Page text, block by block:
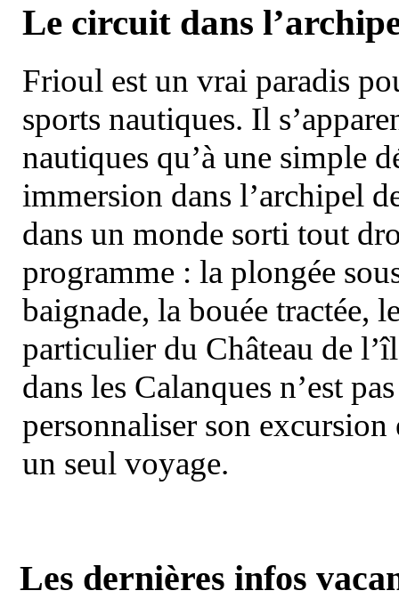
Le circuit dans
Frioul est un vrai paradis
sports nautiques. Il
nautiques qu’à une simple
immersion dans l’archipel
dans un monde sorti tout
programme : la plongée
baignade, la bouée tractée,
particulier du Château de
dans les Calanques n’est
personnaliser son
un seul voyage.
Les dernières infos